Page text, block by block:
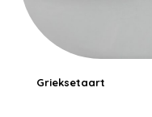
Grieksetaart